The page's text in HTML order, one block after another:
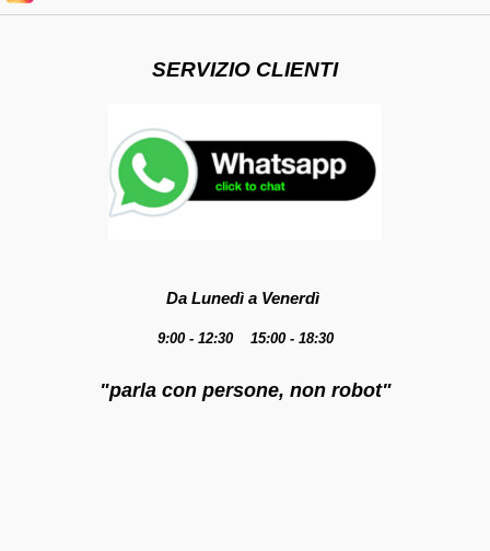
SERVIZIO CLIENTI
Da Lunedì a Venerdì
9:00 - 12:30 15:00 - 18:30
"parla con persone, non robot"